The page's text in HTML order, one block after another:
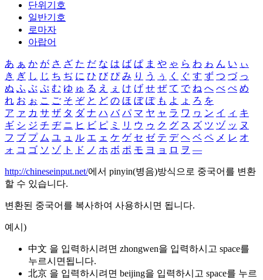
단위기호
일반기호
로마자
아랍어
あ ぁ か が さ ざ た だ な は ば ぱ ま や ゃ ら わ ゎ ん い ぃ
き ぎ し じ ち ぢ に ひ び ぴ み り う ぅ く ぐ す ず つ づ っ
ぬ ふ ぶ ぷ む ゆ ゅ る え ぇ け げ せ ぜ て で ね へ べ ぺ め
れ お ぉ こ ご そ ぞ と ど の ほ ぼ ぽ も よ ょ ろ を
ア ァ カ サ ザ タ ダ ナ ハ バ パ マ ヤ ャ ラ ワ ヮ ン イ ィ キ
ギ シ ジ チ ヂ ニ ヒ ビ ピ ミ リ ウ ゥ ク グ ス ズ ツ ヅ ッ ヌ
フ ブ プ ム ユ ュ ル エ ェ ケ ゲ セ ゼ テ デ ヘ ベ ペ メ レ オ
ォ コ ゴ ソ ゾ ト ド ノ ホ ボ ポ モ ヨ ョ ロ ヲ ―
http://chineseinput.net/에서 pinyin(병음)방식으로 중국어를 변환
할 수 있습니다.
변환된 중국어를 복사하여 사용하시면 됩니다.
예시)
中文 을 입력하시려면 zhongwen을 입력하시고 space를
누르시면됩니다.
北京 을 입력하시려면 beijing을 입력하시고 space를 누르